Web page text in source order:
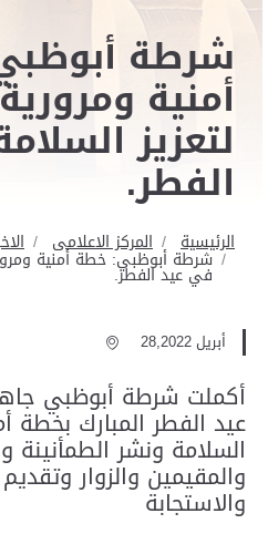
شرطة
أمنية
لتعزيز
الفطر.
الرئيسية المركز الاعلامى
شرطة أبوظبي: خطة أمنية
في عيد الفطر.
أبريل 28,2022
أكملت شرطة أبوظبي
عيد الفطر المبارك بخطة
السلامة ونشر الطمأنينة
والمقيمين والزوار
والاستجابة